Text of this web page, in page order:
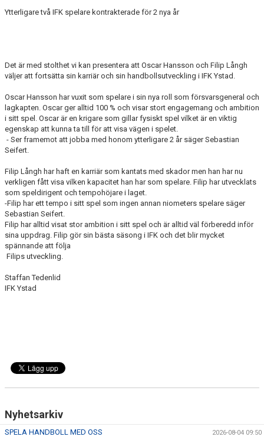
Ytterligare två IFK spelare kontrakterade för 2 nya år
Det är med stolthet vi kan presentera att Oscar Hansson och Filip Långh
väljer att fortsätta sin karriär och sin handbollsutveckling i IFK Ystad.
Oscar Hansson har vuxit som spelare i sin nya roll som försvarsgeneral och
lagkapten. Oscar ger alltid 100 % och visar stort engagemang och ambition
i sitt spel. Oscar är en krigare som gillar fysiskt spel vilket är en viktig
egenskap att kunna ta till för att visa vägen i spelet.
- Ser framemot att jobba med honom ytterligare 2 år säger Sebastian
Seifert.
Filip Långh har haft en karriär som kantats med skador men han har nu
verkligen fått visa vilken kapacitet han har som spelare. Filip har utvecklats
som speldirigent och tempohöjare i laget.
-Filip har ett tempo i sitt spel som ingen annan niometers spelare säger
Sebastian Seifert.
Filip har alltid visat stor ambition i sitt spel och är alltid väl förberedd inför
sina uppdrag. Filip gör sin bästa säsong i IFK och det blir mycket
spännande att följa
Filips utveckling.
Staffan Tedenlid
IFK Ystad
Nyhetsarkiv
SPELA HANDBOLL MED OSS 2026-08-04 09:50